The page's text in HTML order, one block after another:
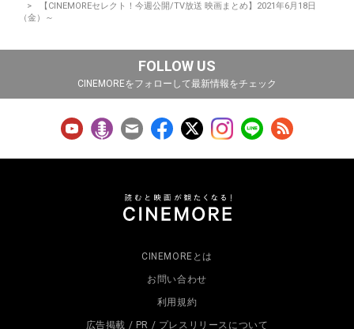
【CINEMOREセレクト！今週公開/TV放送 映画まとめ】2021年6月18日
（金）～
FOLLOW US
CINEMOREをフォローして最新情報をチェック
CINEMOREとは
お問い合わせ
利用規約
広告掲載 / PR / プレスリリースについて